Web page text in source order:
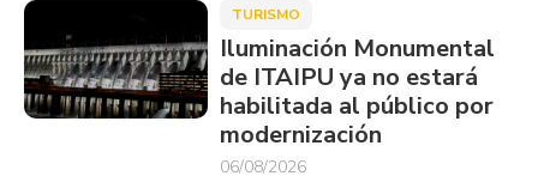
TURISMO
Iluminación Monumental
de ITAIPU ya no estará
habilitada al público por
modernización
06/08/2026